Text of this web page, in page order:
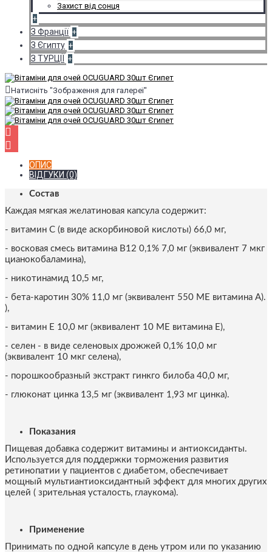
Захист від сонця
+
З Франції +
З Єгипту +
З ТУРЦІЇ +
Натисніть "Зображення для галереї"
ОПИС
ВІДГУКИ (0)
Состав
Каждая мягкая желатиновая капсула содержит:
- витамин C (в виде аскорбиновой кислоты) 66,0 мг,
- восковая смесь витамина B12 0,1% 7,0 мг (эквивалент 7 мкг
цианокобаламина),
- никотинамид 10,5 мг,
- бета-каротин 30% 11,0 мг (эквивалент 550 МЕ витамина A).
),
- витамин E 10,0 мг (эквивалент 10 МЕ витамина E),
- селен - в виде селеновых дрожжей 0,1% 10,0 мг
(эквивалент 10 мкг селена),
- порошкообразный экстракт гинкго билоба 40,0 мг,
- глюконат цинка 13,5 мг (эквивалент 1,93 мг цинка).
Показания
Пищевая добавка содержит витамины и антиоксиданты.
Используется для поддержки торможения развития
ретинопатии у пациентов с диабетом, обеспечивает
мощный мультиантиоксидантный эффект для многих других
целей ( зрительная усталость, глаукома).
Применение
Принимать по одной капсуле в день утром или по указанию